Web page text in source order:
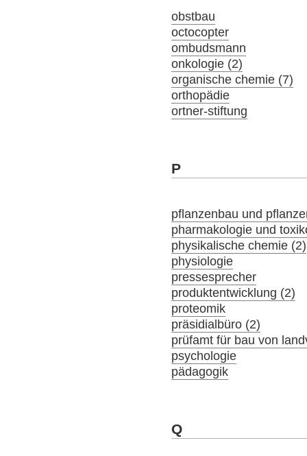
obstbau
octocopter
ombudsmann
onkologie (2)
organische chemie (7)
orthopädie
ortner-stiftung
P
pflanzenbau und
pharmakologie und
physikalische chemie (2)
physiologie
pressesprecher
produktentwicklung (2)
proteomik
präsidialbüro (2)
prüfamt für bau von
psychologie
pädagogik
Q